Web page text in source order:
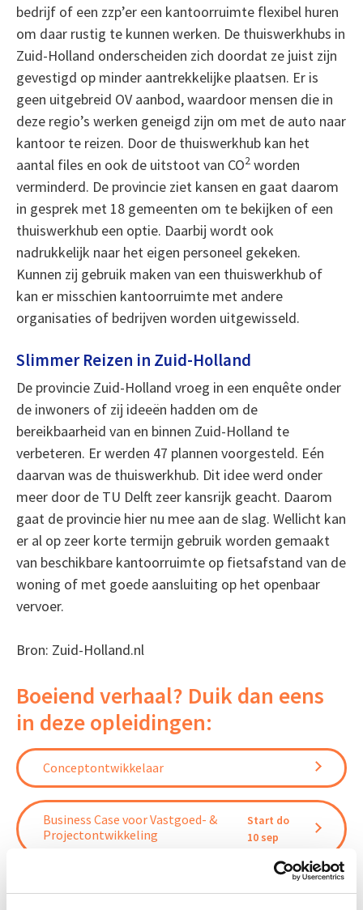
bedrijf of een zzp’er een kantoorruimte flexibel huren
om daar rustig te kunnen werken. De thuiswerkhubs in
Zuid-Holland onderscheiden zich doordat ze juist zijn
gevestigd op minder aantrekkelijke plaatsen. Er is
geen uitgebreid OV aanbod, waardoor mensen die in
deze regio’s werken geneigd zijn om met de auto naar
kantoor te reizen. Door de thuiswerkhub kan het
aantal files en ook de uitstoot van CO2worden
verminderd. De provincie ziet kansen en gaat daarom
in gesprek met 18 gemeenten om te bekijken of een
thuiswerkhub een optie. Daarbij wordt ook
nadrukkelijk naar het eigen personeel gekeken.
Kunnen zij gebruik maken van een thuiswerkhub of
kan er misschien kantoorruimte met andere
organisaties of bedrijven worden uitgewisseld.
Slimmer Reizen in Zuid-Holland
De provincie Zuid-Holland vroeg in een enquête onder
de inwoners of zij ideeën hadden om de
bereikbaarheid van en binnen Zuid-Holland te
verbeteren. Er werden 47 plannen voorgesteld. Eén
daarvan was de thuiswerkhub. Dit idee werd onder
meer door de TU Delft zeer kansrijk geacht. Daarom
gaat de provincie hier nu mee aan de slag. Wellicht kan
er al op zeer korte termijn gebruik worden gemaakt
van beschikbare kantoorruimte op fietsafstand van de
woning of met goede aansluiting op het openbaar
vervoer.
Bron: Zuid-Holland.nl
Boeiend verhaal? Duik dan eens
in deze opleidingen:
Conceptontwikkelaar
Business Case voor Vastgoed- &
Projectontwikkeling
Start do
10 sep
Herontwikkeling Start do 18 mrt